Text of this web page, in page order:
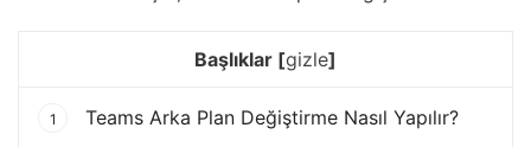
Başlıklar [gizle]
1 Teams Arka Plan Değiştirme Nasıl Yapılır?